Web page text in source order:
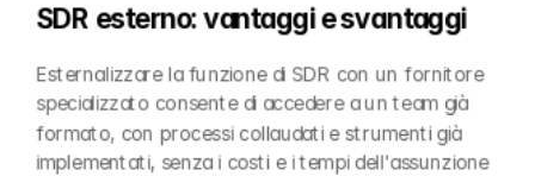
SDR esterno: vantaggi e svantaggi
Esternalizzare la funzione di SDR con un fornitore
specializzato consente di accedere a un team già
formato, con processi collaudati e strumenti già
implementati, senza i costi e i tempi dell'assunzione